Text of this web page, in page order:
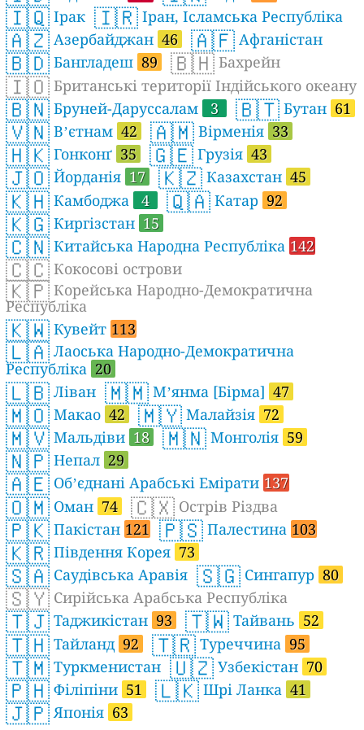
🇮🇶 Ірак 🇮🇷 Іран, Ісламська Республіка
🇦🇿 Азербайджан 46 🇦🇫 Афганістан
🇧🇩 Бангладеш 89 🇧🇭 Бахрейн
🇮🇴 Британські території Індійського океану
🇧🇳 Бруней-Даруссалам 3 🇧🇹 Бутан 61
🇻🇳 Вʼєтнам 42 🇦🇲 Вірменія 33
🇭🇰 Гонконґ 35 🇬🇪 Грузія 43
🇯🇴 Йорданія 17 🇰🇿 Казахстан 45
🇰🇭 Камбоджа 4 🇶🇦 Катар 92
🇰🇬 Киргізстан 15
🇨🇳 Китайська Народна Республіка 142
🇨🇨 Кокосові острови
🇰🇵 Корейська Народно-Демократична
Республіка
🇰🇼 Кувейт 113
🇱🇦 Лаоська Народно-Демократична
Республіка 20
🇱🇧 Ліван 🇲🇲 Мʼянма [Бірма] 47
🇲🇴 Макао 42 🇲🇾 Малайзія 72
🇲🇻 Мальдіви 18 🇲🇳 Монголія 59
🇳🇵 Непал 29
🇦🇪 Обʼєднані Арабські Емірати 137
🇴🇲 Оман 74 🇨🇽 Острів Різдва
🇵🇰 Пакістан 121 🇵🇸 Палестина 103
🇰🇷 Південня Корея 73
🇸🇦 Саудівська Аравія 🇸🇬 Сингапур 80
🇸🇾 Сирійська Арабська Республіка
🇹🇯 Таджикістан 93 🇹🇼 Тайвань 52
🇹🇭 Тайланд 92 🇹🇷 Туреччина 95
🇹🇲 Туркменистан 🇺🇿 Узбекістан 70
🇵🇭 Філіпіни 51 🇱🇰 Шрі Ланка 41
🇯🇵Японія 63